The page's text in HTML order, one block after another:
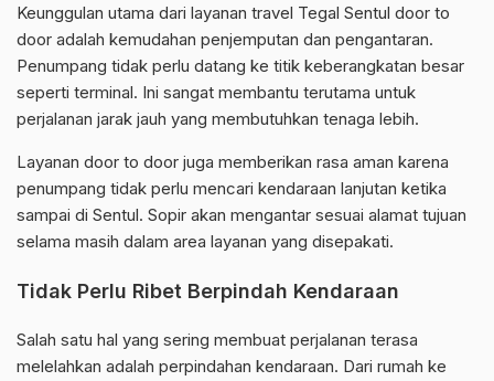
Keunggulan utama dari layanan travel Tegal Sentul door to
door adalah kemudahan penjemputan dan pengantaran.
Penumpang tidak perlu datang ke titik keberangkatan besar
seperti terminal. Ini sangat membantu terutama untuk
perjalanan jarak jauh yang membutuhkan tenaga lebih.
Layanan door to door juga memberikan rasa aman karena
penumpang tidak perlu mencari kendaraan lanjutan ketika
sampai di Sentul. Sopir akan mengantar sesuai alamat tujuan
selama masih dalam area layanan yang disepakati.
Tidak Perlu Ribet Berpindah Kendaraan
Salah satu hal yang sering membuat perjalanan terasa
melelahkan adalah perpindahan kendaraan. Dari rumah ke